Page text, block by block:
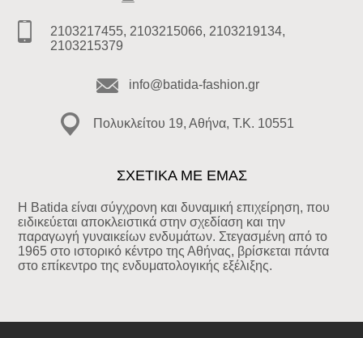
2103217455, 2103215066, 2103219134,
2103215379
info@batida-fashion.gr
Πολυκλείτου 19, Αθήνα, T.K. 10551
ΣΧΕΤΙΚΑ ΜΕ ΕΜΑΣ
Η Batida είναι σύγχρονη και δυναμική επιχείρηση, που
ειδικεύεται αποκλειστικά στην σχεδίαση και την
παραγωγή γυναικείων ενδυμάτων. Στεγασμένη από το
1965 στο ιστορικό κέντρο της Αθήνας, βρίσκεται πάντα
στο επίκεντρο της ενδυματολογικής εξέλιξης.